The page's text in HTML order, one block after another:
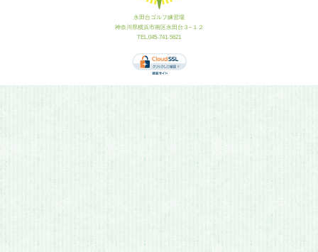
永田台ゴルフ練習場
神奈川県横浜市南区永田台３−１２
TEL.045-741-5621